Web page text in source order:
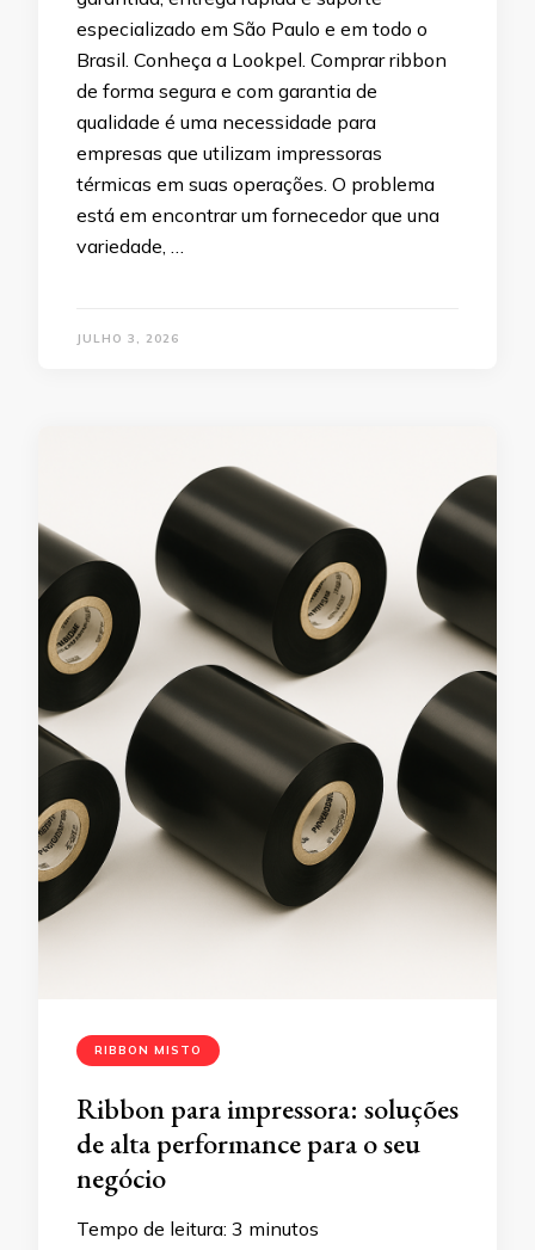
especializado em São Paulo e em todo o
Brasil. Conheça a Lookpel. Comprar ribbon
de forma segura e com garantia de
qualidade é uma necessidade para
empresas que utilizam impressoras
térmicas em suas operações. O problema
está em encontrar um fornecedor que una
variedade, …
JULHO 3, 2026
RIBBON MISTO
Ribbon para impressora: soluções
de alta performance para o seu
negócio
Tempo de leitura: 3 minutos